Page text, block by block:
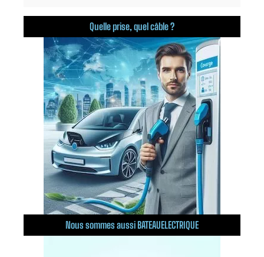
Quelle prise, quel câble ?
Nous sommes aussi BATEAUELECTRIQUE